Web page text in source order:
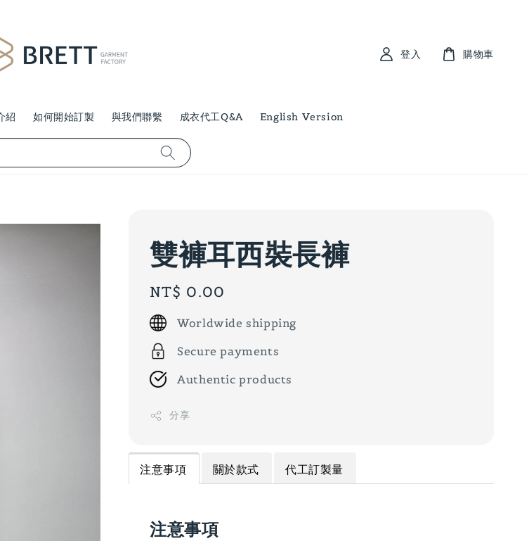
紹 如何開始訂製 與我們聯繫 成衣代工Q&A English Version
登入 購物車
雙褲耳西裝長褲
Regular
price
NT$ 0.00
Worldwide shipping
Secure payments
Authentic products
分享
注意事項 關於款式 代工訂製量
注意事項